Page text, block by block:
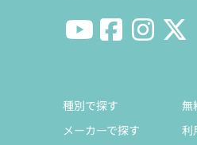
種別で探す
メーカーで探す
無
利